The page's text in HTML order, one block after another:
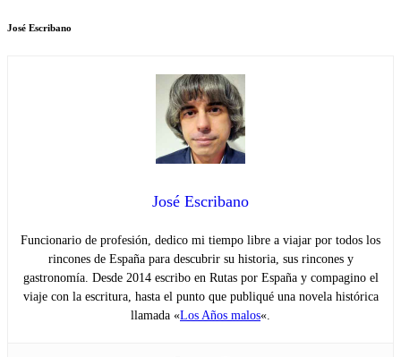
José Escribano
José Escribano
Funcionario de profesión, dedico mi tiempo libre a viajar por todos los
rincones de España para descubrir su historia, sus rincones y
gastronomía. Desde 2014 escribo en Rutas por España y compagino el
viaje con la escritura, hasta el punto que publiqué una novela histórica
llamada «Los Años malos«.